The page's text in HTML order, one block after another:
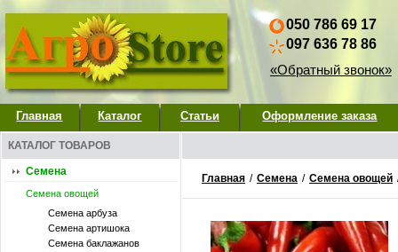
050 786 69 17
097 636 78 86
«Обратный звонок»
Главная Каталог Статьи Оформление заказа
КАТАЛОГ ТОВАРОВ
Семена
Семена овощей
Семена арбуза
Семена артишока
Семена баклажанов
Главная / Семена / Семена овощей